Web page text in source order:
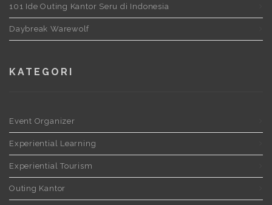
101 Ide Outing Kantor Seru di Indonesia
Daybreak Warewolf
KATEGORI
Event Organizer
Experiential Learning
Experiential Tourism
Outing Kantor